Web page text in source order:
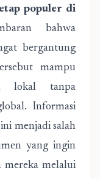
populer di
bahwa
bergantung
mampu
lokal tanpa
Informasi
menjadi salah
yang ingin
mereka melalui